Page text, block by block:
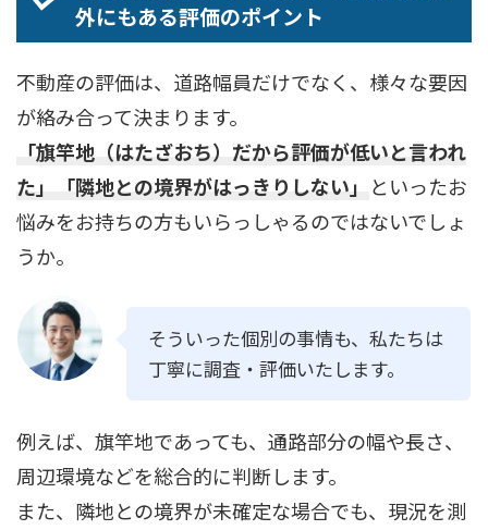
外にもある評価のポイント
不動産の評価は、道路幅員だけでなく、様々な要因
が絡み合って決まります。
「旗竿地（はたざおち）だから評価が低いと言われ
た」「隣地との境界がはっきりしない」 といったお
悩みをお持ちの方もいらっしゃるのではないでしょ
うか。
そういった個別の事情も、私たちは
丁寧に調査・評価いたします。
例えば、旗竿地であっても、通路部分の幅や長さ、
周辺環境などを総合的に判断します。
また、隣地との境界が未確定な場合でも、現況を測